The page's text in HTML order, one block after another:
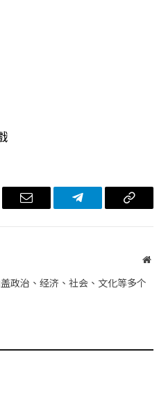
电
Telegram 复
网
政治、经济、社会、文化等多个